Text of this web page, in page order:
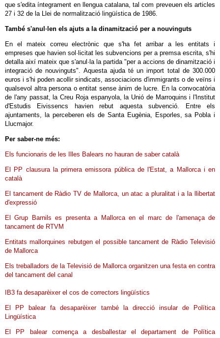
que s'edita íntegrament en llengua catalana, tal com preveuen els articles
27 i 32 de la Llei de normalització lingüística de 1986.
També s'anul·len els ajuts a la dinamització per a nouvinguts
En el mateix correu electrònic que s'ha fet arribar a les entitats i
empreses que havien sol·licitat les subvencions per a premsa escrita, s'hi
detalla així mateix que s'anul·la la partida "per a accions de dinamització i
integració de nouvinguts". Aquesta ajuda té un import total de 300.000
euros i s'hi poden acollir sindicats, associacions d'immigrants o de veïns i
qualsevol altra persona o entitat sense ànim de lucre. En la convocatòria
de l'any passat, la Creu Roja espanyola, la Unió de Marroquins i l'Institut
d'Estudis Eivissencs havien rebut aquesta subvenció. Entre els
ajuntaments, la perceberen els de Santa Eugènia, Esporles, sa Pobla i
Llucmajor.
Per saber-ne més:
Els funcionaris de les Illes Balears no hauran de saber català
El PP clausura la primera emissora pública de l'Estat, a Mallorca i en
català
El tancament de Ràdio TV de Mallorca, un atac a pluralitat i a la llibertat
d'expressió
El Grup Barnils es presenta a Mallorca en el marc de l'amenaça de
tancament de RTVM
Entitats mallorquines rebutgen el possible tancament de Ràdio Televisió
de Mallorca
Els treballadors de la Televisió de Mallorca organitzen una festa en contra
del tancament del canal
IB3 fa desaparèixer el cos de correctors lingüístics
El PP balear fa desaparèixer també la direcció insular de Política
Lingüística
El PP balear comença a desballestar el departament de Política